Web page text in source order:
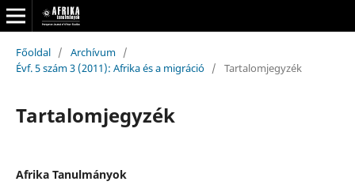
Főoldal / Archívum /
Évf. 5 szám 3 (2011): Afrika és a migráció / Tartalomjegyzék
Tartalomjegyzék
Afrika Tanulmányok